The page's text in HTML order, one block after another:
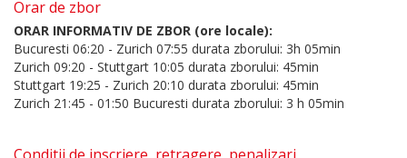
Orar de zbor
ORAR INFORMATIV DE ZBOR (ore locale):
Bucuresti 06:20 - Zurich 07:55 durata zborului: 3h 05min
Zurich 09:20 - Stuttgart 10:05 durata zborului: 45min
Stuttgart 19:25 - Zurich 20:10 durata zborului: 45min
Zurich 21:45 - 01:50 Bucuresti durata zborului: 3 h 05min